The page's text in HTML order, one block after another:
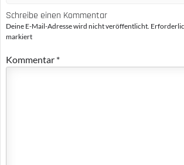
Schreibe einen Kommentar
Deine E-Mail-Adresse wird nicht veröffentlicht.
markiert
Kommentar *